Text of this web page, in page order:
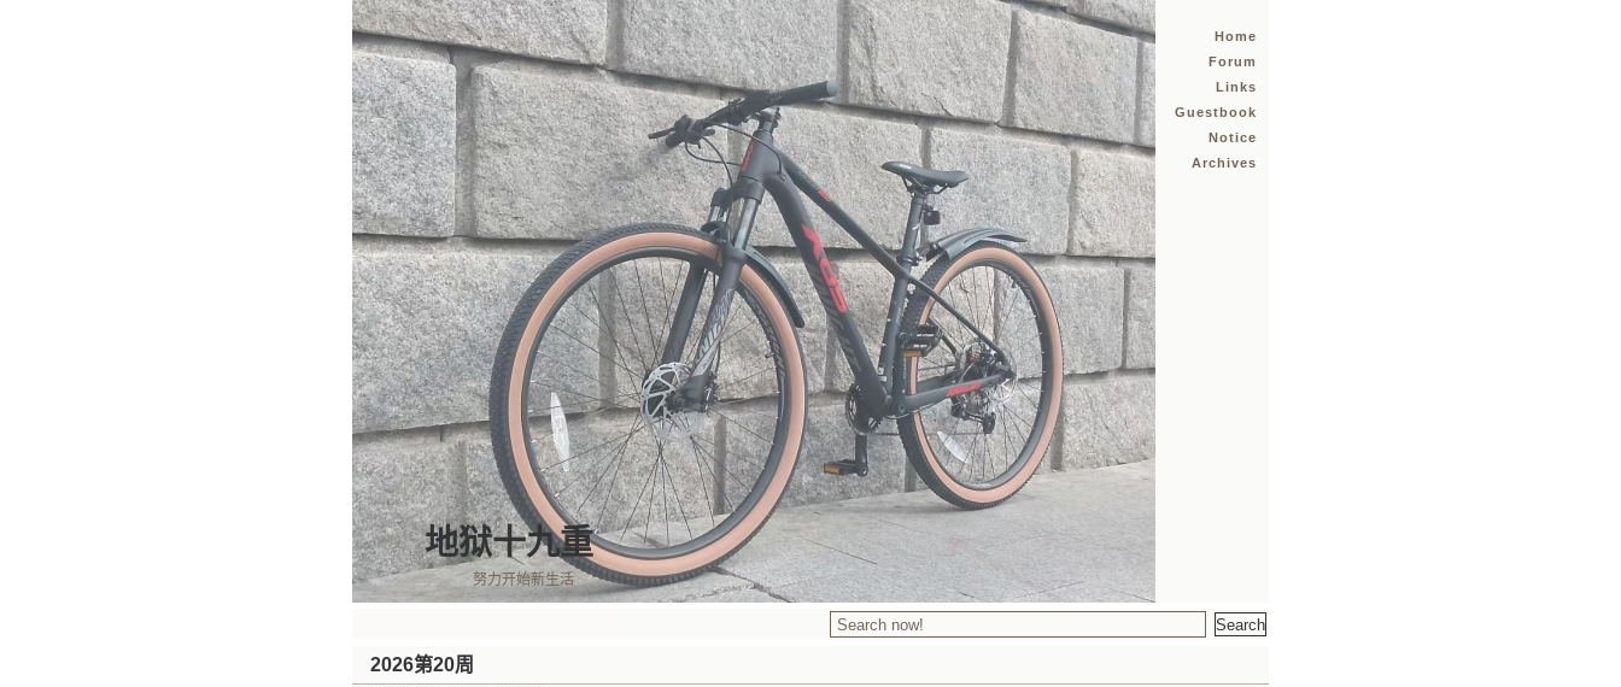
Home
Forum
Links
Guestbook
Notice
Archives
地狱十九重
努力开始新生活
2026第20周